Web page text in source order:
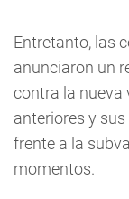
Entretanto, las
anunciaron un
contra la nueva
anteriores y
frente a la
momentos.